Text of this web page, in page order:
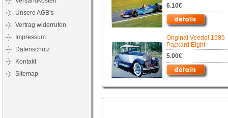
Unsere AGB's
Vertrag widerrufen
Impressum
Datenschutz
Kontakt
Sitemap
6.10€
Original Veedol 1985
Packard Eight
5.00€